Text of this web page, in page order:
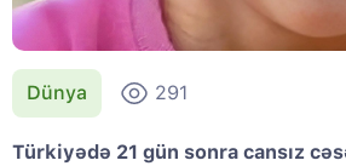
Dünya 291
Türkiyədə 21 gün sonra cansız